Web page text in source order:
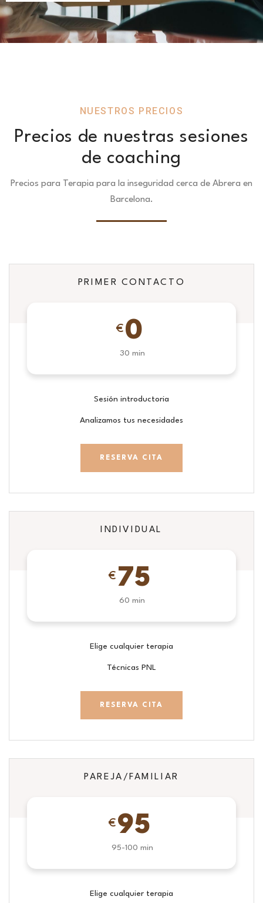
NUESTROS PRECIOS
Precios de nuestras sesiones
de coaching
Precios para Terapia para la inseguridad cerca de Abrera en
Barcelona.
PRIMER CONTACTO
€ 0
30 min
Sesión introductoria
Analizamos tus necesidades
RESERVA CITA
INDIVIDUAL
€ 75
60 min
Elige cualquier terapia
Técnicas PNL
RESERVA CITA
PAREJA/FAMILIAR
€ 95
95-100 min
Elige cualquier terapia